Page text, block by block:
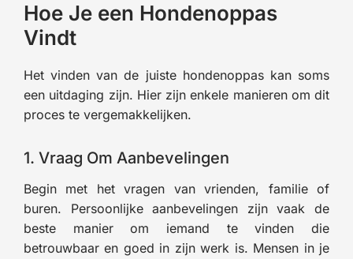
Hoe Je een Hondenoppas
Vindt
Het vinden van de juiste hondenoppas kan soms
een uitdaging zijn. Hier zijn enkele manieren om dit
proces te vergemakkelijken.
1. Vraag Om Aanbevelingen
Begin met het vragen van vrienden, familie of
buren. Persoonlijke aanbevelingen zijn vaak de
beste manier om iemand te vinden die
betrouwbaar en goed in zijn werk is. Mensen in je